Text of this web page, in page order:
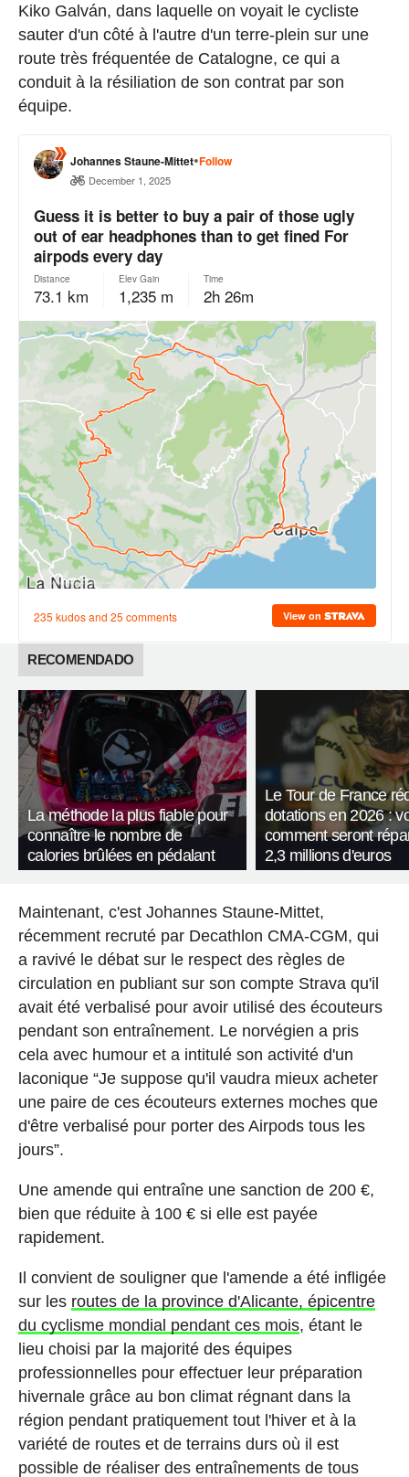
Kiko Galván, dans laquelle on voyait le cycliste
sauter d'un côté à l'autre d'un terre-plein sur une
route très fréquentée de Catalogne, ce qui a
conduit à la résiliation de son contrat par son
équipe.
RECOMENDADO
La méthode la plus fiable pour
connaître le nombre de
calories brûlées en pédalant
Le Tour de France
dotations en 2026 :
comment seront
2,3 millions d'euros
Maintenant, c'est Johannes Staune-Mittet,
récemment recruté par Decathlon CMA-CGM, qui
a ravivé le débat sur le respect des règles de
circulation en publiant sur son compte Strava qu'il
avait été verbalisé pour avoir utilisé des écouteurs
pendant son entraînement. Le norvégien a pris
cela avec humour et a intitulé son activité d'un
laconique “Je suppose qu'il vaudra mieux acheter
une paire de ces écouteurs externes moches que
d'être verbalisé pour porter des Airpods tous les
jours”.
Une amende qui entraîne une sanction de 200 €,
bien que réduite à 100 € si elle est payée
rapidement.
Il convient de souligner que l'amende a été infligée
sur les routes de la province d'Alicante, épicentre
du cyclisme mondial pendant ces mois, étant le
lieu choisi par la majorité des équipes
professionnelles pour effectuer leur préparation
hivernale grâce au bon climat régnant dans la
région pendant pratiquement tout l'hiver et à la
variété de routes et de terrains durs où il est
possible de réaliser des entraînements de tous